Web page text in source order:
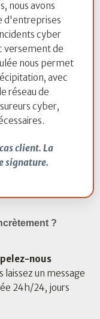
nous avons
d'entreprises
cyber
versement de
nous permet
avec
réseau de
cyber,
client. La
signature.
?
nous
laissez un message
24h/24, jours